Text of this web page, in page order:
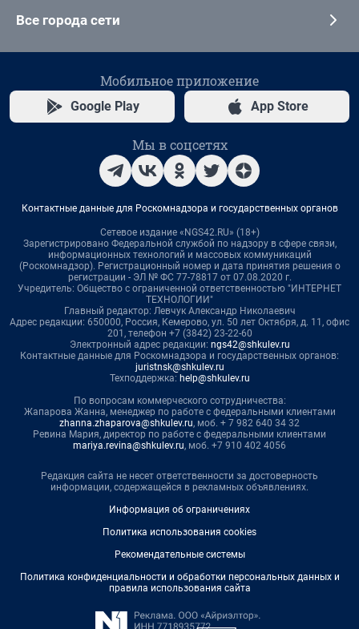
Все города сети
Мобильное приложение
Google Play App Store
Мы в соцсетях
Контактные данные для Роскомнадзора и государственных органов
Сетевое издание «NGS42.RU» (18+)
Зарегистрировано Федеральной службой по надзору в сфере связи,
информационных технологий и массовых коммуникаций
(Роскомнадзор). Регистрационный номер и дата принятия решения о
регистрации - ЭЛ № ФС 77-78817 от 07.08.2020 г.
Учредитель: Общество с ограниченной ответственностью "ИНТЕРНЕТ
ТЕХНОЛОГИИ"
Главный редактор: Левчук Александр Николаевич
Адрес редакции: 650000, Россия, Кемерово, ул. 50 лет Октября, д. 11, офис
201, телефон +7 (3842) 23-22-60
Электронный адрес редакции: ngs42@shkulev.ru
Контактные данные для Роскомнадзора и государственных органов:
juristnsk@shkulev.ru
Техподдержка: help@shkulev.ru
По вопросам коммерческого сотрудничества:
Жапарова Жанна, менеджер по работе с федеральными клиентами
zhanna.zhaparova@shkulev.ru, моб. + 7 982 640 34 32
Ревина Мария, директор по работе с федеральными клиентами
mariya.revina@shkulev.ru, моб. +7 910 402 4056
Редакция сайта не несет ответственности за достоверность
информации, содержащейся в рекламных объявлениях.
Информация об ограничениях
Политика использования cookies
Рекомендательные системы
Политика конфиденциальности и обработки персональных данных и
правила использования сайта